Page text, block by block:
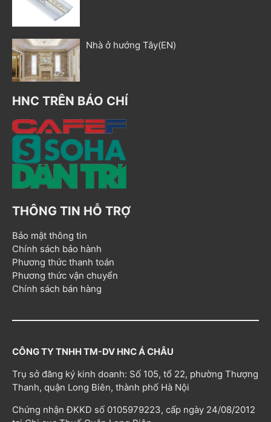
Nhà ở hướng Tây(EN)
HNC TRÊN BÁO CHÍ
THÔNG TIN HỖ TRỢ
Bảo mật thông tin
Chính sách bảo hành
Phương thức thanh toán
Phương thức vận chuyển
Chính sách bán hàng
CÔNG TY TNHH TM-DV HNC Á CHÂU
Trụ sở đăng ký kinh doanh: Số 105, tổ 22, phường Thượng
Thanh, quận Long Biên, thành phố Hà Nội
Chứng nhận ĐKKD số 0105979223, cấp ngày 24/08/2012